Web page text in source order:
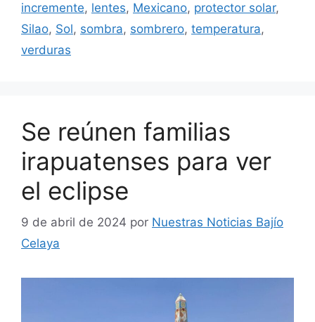
incremente, lentes, Mexicano, protector solar,
Silao, Sol, sombra, sombrero, temperatura,
verduras
Se reúnen familias
irapuatenses para ver
el eclipse
9 de abril de 2024 por Nuestras Noticias Bajío
Celaya